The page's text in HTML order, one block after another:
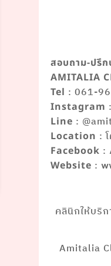
สอบถาม-ปรึก
AMITALIA
Tel : 061-
Instagram
Line :
Location :
Facebook :
Website :
คลินิกให้บริ
Amitalia